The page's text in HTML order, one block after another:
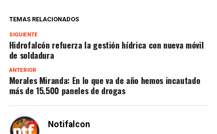
TEMAS RELACIONADOS
SIGUIENTE
Hidrofalcón refuerza la gestión hídrica con nueva móvil
de soldadura
ANTERIOR
Morales Miranda: En lo que va de año hemos incautado
más de 15.500 paneles de drogas
Notifalcon